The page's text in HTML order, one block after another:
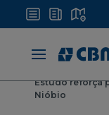
Estudo reforça
Nióbio